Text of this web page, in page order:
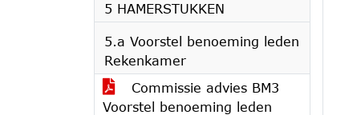
5 HAMERSTUKKEN
5.a Voorstel benoeming leden
Rekenkamer
Commissie advies BM3
Voorstel benoeming leden